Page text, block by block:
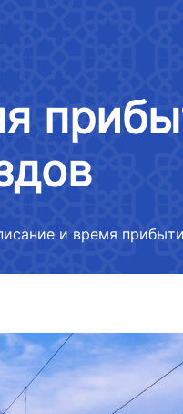
о
обработки обращений
данные по индексу
логистики
правовых
лицами,
Сведения
договорах